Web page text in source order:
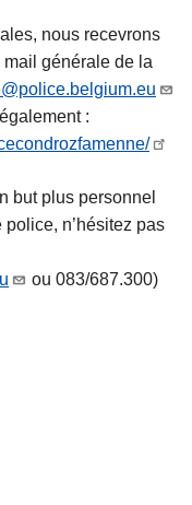
nous recevrons
mail générale de la
:
but plus personnel
n’hésitez pas
ou 083/687.300)